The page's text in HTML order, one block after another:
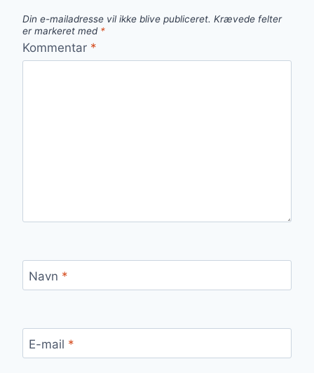
Din e-mailadresse vil ikke blive publiceret. Krævede felter
er markeret med *
Kommentar *
Navn *
E-mail *